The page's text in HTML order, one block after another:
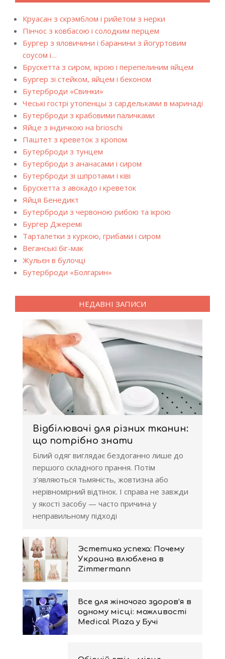
Круасан з скрэмблом і рийетом з нерки
Пінчос з ковбасою і солодким перцем
Бургер з яловичини і баранини з йогуртовим
соусом і…
Брускетта з сиром, ікрою і перепелиним яйцем
Бургер зі стейком, яйцем і беконом
Бутерброди «Свинки»
Чеські гострі утопенцы з сардельками в маринаді
Бутерброди з крабовими паличками
Яйце з індичкою на brioschi
Паштет з креветок з кропом
Бутерброди з тунцем
Бутерброди з ананасами і сиром
Бутерброди зі шпротами і ківі
Брускетта з авокадо і креветок
Яйця Бенедикт
Бутерброди з червоною рибою та ікрою
Бургер Джеремі
Тарталетки з куркою, грибами і сиром
Веганські біг-мак
Жульєн в булочці
Бутерброди «Болгарин»
НЕДАВНІ ЗАПИСИ
Відбілювачі для різних тканин:
що потрібно знати
Білий одяг виглядає бездоганно лише до
першого складного прання. Потім
з’являються тьмяність, жовтизна або
нерівномірний відтінок. І справа не завжди
у якості засобу — часто причина у
неправильному підході
Эстетика успеха: Почему
Украина влюблена в
Zimmermann
Все для жіночого здоров’я в
одному місці: можливості
Medical Plaza у Бучі